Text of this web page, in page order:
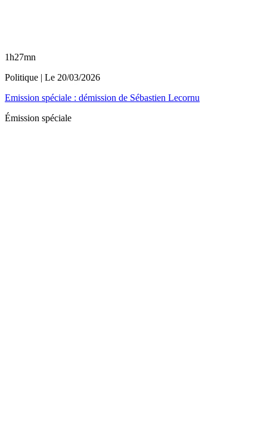
1h27mn
Politique | Le 20/03/2026
Emission spéciale : démission de Sébastien Lecornu
Émission spéciale